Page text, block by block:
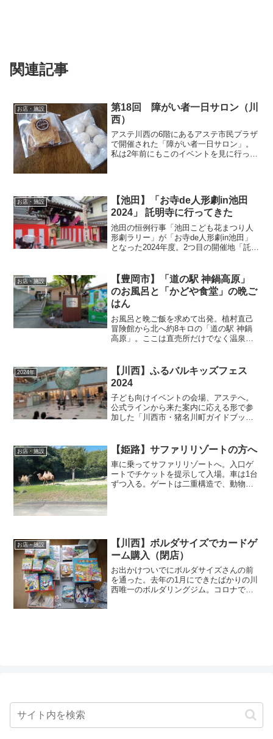
関連記事
お店・施設
第18回 障がい者一日サロン（川
西）
アステ川西の6階にあるアステ市民プラザ
で開催された「障がい者一日サロン」。
私は2年前にもこのイベントを見に行っ
ったけど。もうイベント...
お店・施設
【池田】「お寺de人形劇in池田
2024」 託明寺に行ってきた
池田の恒例行事「池田こども花まつり人
形劇ラリー」が「お寺de人形劇in池田」
となった2024年度。2つ目の開催地「託明
が立派に飾られていた。チラシをもら
い、スタンプを押...
お店・施設
【豊岡市】「道の駅 神鍋高原」
のお風呂と「かどや食堂」の晩ご
はん
お風呂と晩ご飯を求めて出発。植村直己
冒険館から北へ約8キロの「道の駅 神鍋
高原」。ここは直売所だけでなく温泉も
えるレトロな塔はなんやろう？タトゥー
（しぶしぶ）OKだなんて...
2024年
【川西】ふるバルキッズフェス
2024
子ども向けイベントの会場、アステへ。
公式ラインから来た案内に応える形で参
加した「川西市・猪名川町ガイドブック
い。受け付けをしたらビンゴカードをも
らえた。「ガイドブック作り...
お店・施設 【姫路】サファリリゾートの方へ
車に乗ってサファリリゾートへ。入口ゲ
ートでチケットを提示して入場。車は1台
ずつ入る。ゲートは二重構造で、動物が
お店・施設
【川西】ボルダサイズでカードゲ
ーム購入（閉店）
お出かけついでにボルダサイズさんの前
を通った。去年の1月にできたばかりの川
西唯一のボルダリングジム。コロナで大